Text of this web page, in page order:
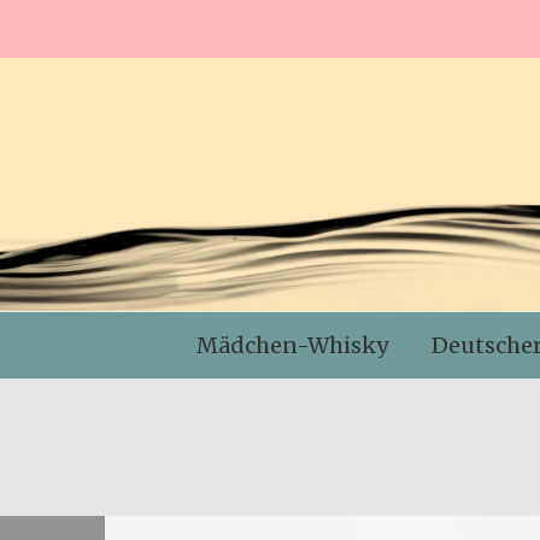
Mädchen-Whisky